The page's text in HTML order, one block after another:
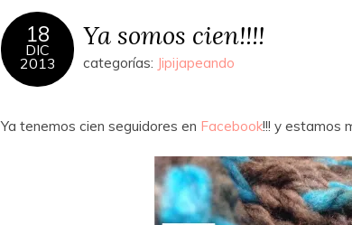
18
DIC
2013
Ya somos cien!!!!
categorías: Jipijapeando
Ya tenemos cien seguidores en Facebook!!! y estamos